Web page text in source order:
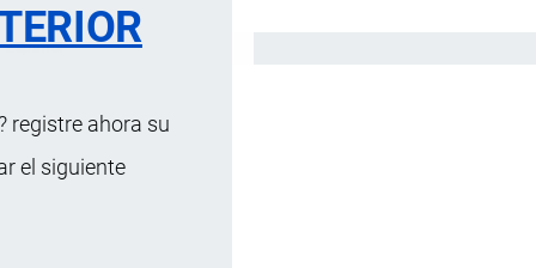
registre ahora su
el siguiente
Español